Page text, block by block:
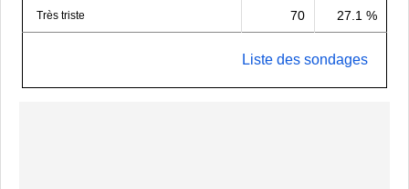
Très triste 70 27.1 %
Liste des sondages